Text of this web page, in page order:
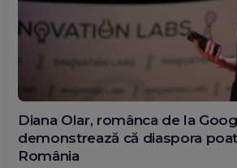
Diana Olar, românca de la
demonstrează că diaspora
România